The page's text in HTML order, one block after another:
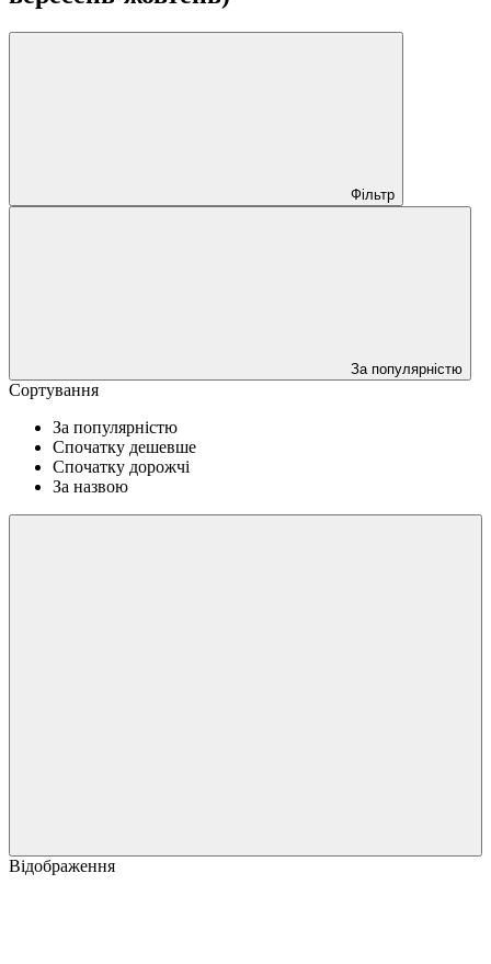
Фільтр
За популярністю
Сортування
За популярністю
Спочатку дешевше
Спочатку дорожчі
За назвою
Відображення